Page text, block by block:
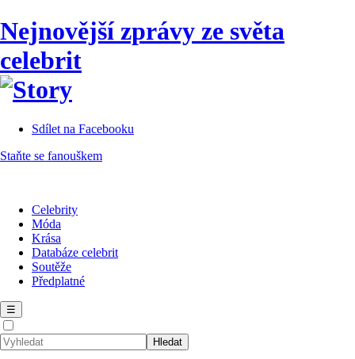
Nejnovější zprávy ze světa
celebrit
Sdílet na Facebooku
Staňte se fanouškem
Celebrity
Móda
Krása
Databáze celebrit
Soutěže
Předplatné
☰